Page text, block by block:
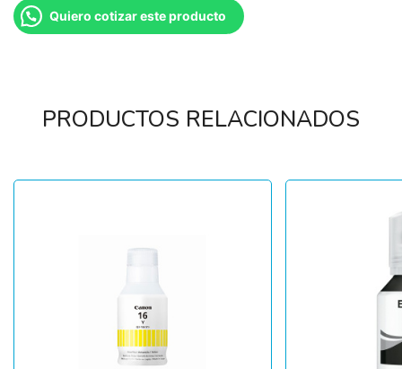
Quiero cotizar este producto
PRODUCTOS RELACIONADOS